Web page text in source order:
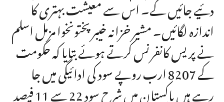
دئیے جائیں گے۔ اس سے معیشت بہتری کا
اندازہ لگائیں۔ مشیر خزانہ خیبرپختونخوا مزمل اسلم
نے پریس کانفرنس کرتے ہوئے بتایا کہ حکومت
کے 8207 ارب روپے سود کی ادائیگی میں جا
رہے ہیں پاکستان میں شرح سود 22 سے 11 فیصد